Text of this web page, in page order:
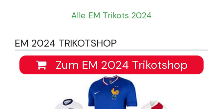
Alle EM Trikots 2024
EM 2024 TRIKOTSHOP
Zum EM 2024 Trikotshop